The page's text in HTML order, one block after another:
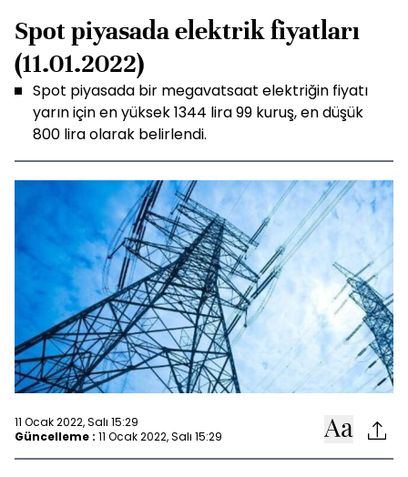
Spot piyasada elektrik fiyatları
(11.01.2022)
Spot piyasada bir megavatsaat elektriğin fiyatı
yarın için en yüksek 1344 lira 99 kuruş, en düşük
800 lira olarak belirlendi.
11 Ocak 2022, Salı 15:29
Güncelleme : 11 Ocak 2022, Salı 15:29